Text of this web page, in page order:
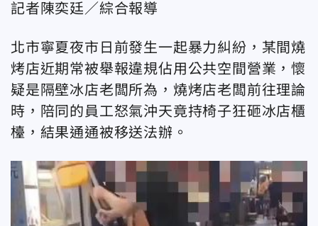
記者陳奕廷／綜合報導
北市寧夏夜市日前發生一起暴力糾紛，某間燒
烤店近期常被舉報違規佔用公共空間營業，懷
疑是隔壁冰店老闆所為，燒烤店老闆前往理論
時，陪同的員工怒氣沖天竟持椅子狂砸冰店櫃
檯，結果通通被移送法辦。